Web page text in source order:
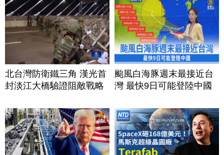
北台灣防衛鐵三角 漢光首
封淡江大橋驗證阻敵戰略
颱風白海豚週末最接近台
灣 最快9日可能登陸中國